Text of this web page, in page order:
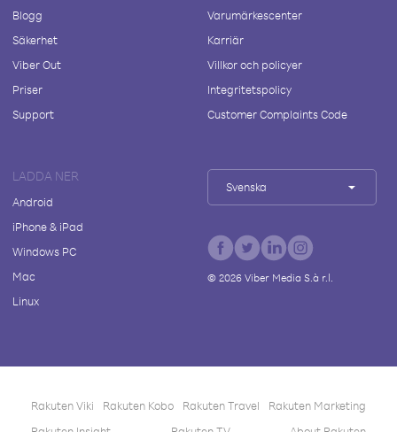
Blogg
Säkerhet
Viber Out
Priser
Support
Varumärkescenter
Karriär
Villkor och policyer
Integritetspolicy
Customer Complaints Code
LADDA NER
Android
iPhone & iPad
Windows PC
Mac
Linux
Svenska
© 2026Viber Media S.à r.l.
Rakuten Viki Rakuten Kobo Rakuten Travel
Rakuten Marketing